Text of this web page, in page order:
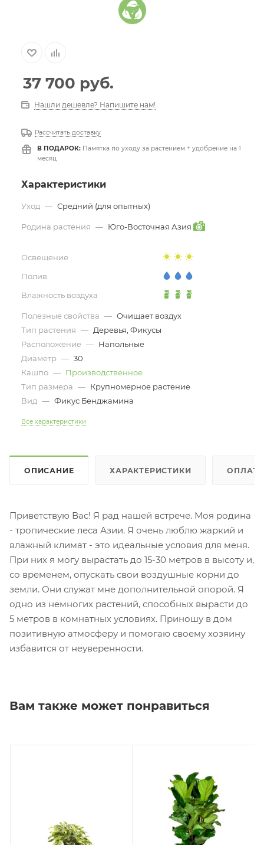
37 700 руб.
Нашли дешевле? Напишите нам!
Рассчитать доставку
В ПОДАРОК: Памятка по уходу за растением + удобрение на 1
месяц
Характеристики
Уход — Средний (для опытных)
Родина растения — Юго-Восточная Азия
Освещение
Полив
Влажность воздуха
Полезные свойства — Очищает воздух
Тип растения — Деревья, Фикусы
Расположение — Напольные
Диаметр — 30
Кашпо — Производственное
Тип размера — Крупномерное растение
Вид — Фикус Бенджамина
Все характеристики
ОПИСАНИЕ ХАРАКТЕРИСТИКИ
Приветствую Вас! Я рад нашей встрече. Моя родина
- тропические леса Азии. Я очень люблю жаркий и
влажный климат - это идеальные условия для меня.
При них я могу вырастать до 15-30 метров в высоту и,
со временем, опускать свои воздушные корни до
земли. Они служат мне дополнительной опорой. Я
одно из немногих растений, способных вырасти до
5 метров в комнатных условиях. Приношу в дом
позитивную атмосферу и помогаю своему хозяину
избавится от неуверенности.
Вам также может понравиться